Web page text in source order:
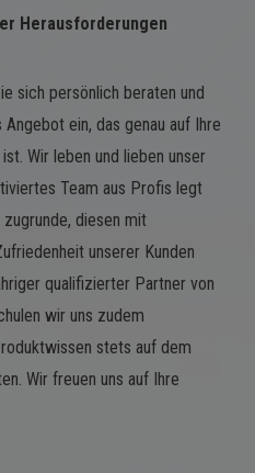
Herausforderungen
sich persönlich beraten und
ein, das genau auf Ihre
Wir leben und lieben unser
Team aus Profis legt
diesen mit
unserer Kunden
qualifizierter Partner von
wir uns zudem
stets auf dem
Wir freuen uns auf Ihre